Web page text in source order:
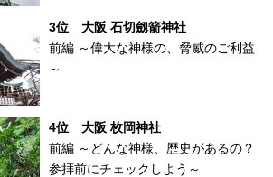
3位 大阪 石切劔箭神社
前編 ～偉大な神様の、脅威のご利益
～
4位 大阪 枚岡神社
前編 ～どんな神様、歴史があるの？
参拝前にチェックしよう～